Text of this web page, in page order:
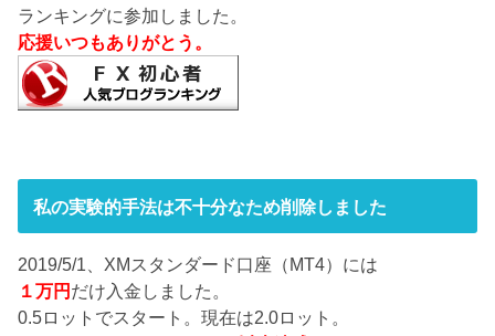
ランキングに参加しました。
応援いつもありがとう。
私の実験的手法は不十分なため削除しました
2019/5/1、XMスタンダード口座（MT4）には
１万円 だけ入金しました。
0.5ロットでスタート。現在は2.0ロット。